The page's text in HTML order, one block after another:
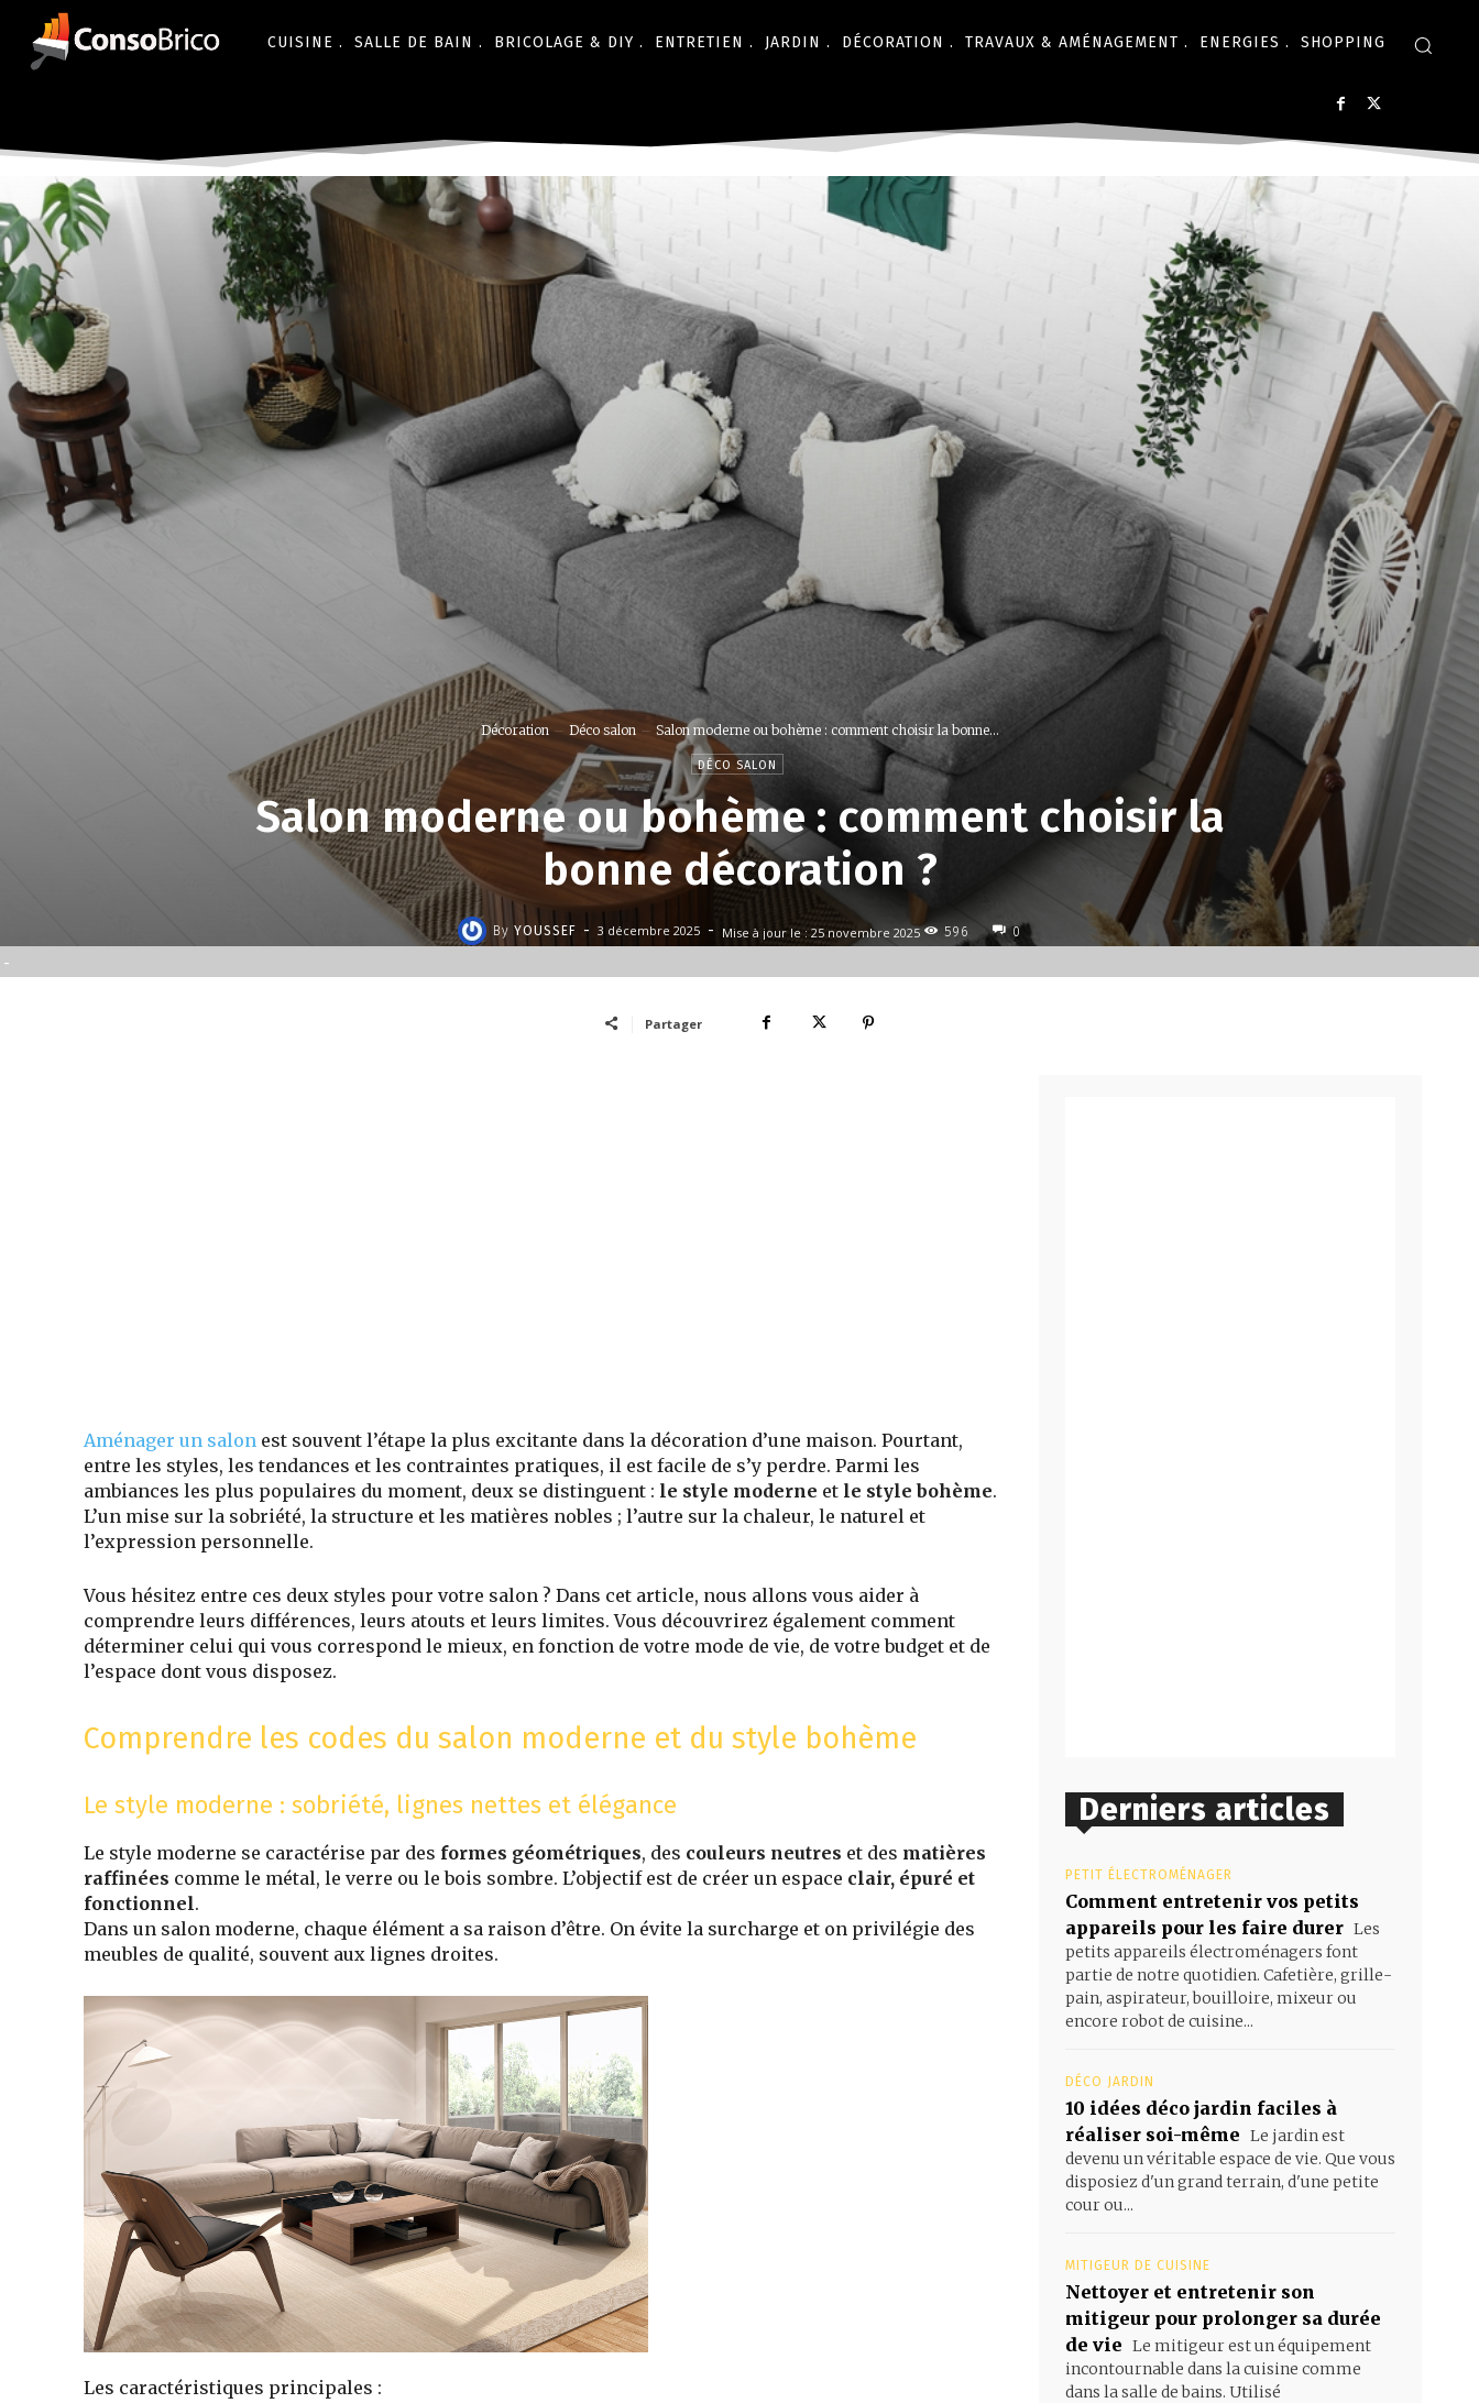
CUISINE . SALLE DE BAIN . BRICOLAGE & DIY . ENTRETIEN . JARDIN . DÉCORATION . TRAVAUX & AMÉNAGEMENT . ENERGIES . SHOPPING
-
Décoration Déco salon Salon moderne ou bohème : comment choisir la bonne...
DÉCO SALON
Salon moderne ou bohème : comment choisir la
bonne décoration ?
By YOUSSEF - 3 décembre 2025 - Mise à jour le : 25 novembre 2025 596 0
Partager
Aménager un salon est souvent l’étape la plus excitante dans la décoration d’une maison. Pourtant,
entre les styles, les tendances et les contraintes pratiques, il est facile de s’y perdre. Parmi les
ambiances les plus populaires du moment, deux se distinguent : le style moderne et le style bohème.
L’un mise sur la sobriété, la structure et les matières nobles ; l’autre sur la chaleur, le naturel et
l’expression personnelle.
Vous hésitez entre ces deux styles pour votre salon ? Dans cet article, nous allons vous aider à
comprendre leurs différences, leurs atouts et leurs limites. Vous découvrirez également comment
déterminer celui qui vous correspond le mieux, en fonction de votre mode de vie, de votre budget et de
l’espace dont vous disposez.
Comprendre les codes du salon moderne et du style bohème
Le style moderne : sobriété, lignes nettes et élégance
Le style moderne se caractérise par des formes géométriques, des couleurs neutres et des matières
raffinées comme le métal, le verre ou le bois sombre. L’objectif est de créer un espace clair, épuré et
fonctionnel.
Dans un salon moderne, chaque élément a sa raison d’être. On évite la surcharge et on privilégie des
meubles de qualité, souvent aux lignes droites.
Les caractéristiques principales :
Derniers articles
PETIT ÉLECTROMÉNAGER
Comment entretenir vos petits
appareils pour les faire durer Les
petits appareils électroménagers font
partie de notre quotidien. Cafetière, grille-
pain, aspirateur, bouilloire, mixeur ou
encore robot de cuisine...
DÉCO JARDIN
10 idées déco jardin faciles à
réaliser soi-même Le jardin est
devenu un véritable espace de vie. Que vous
disposiez d'un grand terrain, d'une petite
cour ou...
MITIGEUR DE CUISINE
Nettoyer et entretenir son
mitigeur pour prolonger sa durée
de vie Le mitigeur est un équipement
incontournable dans la cuisine comme
dans la salle de bains. Utilisé